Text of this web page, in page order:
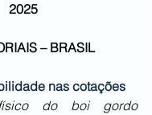
2025
– BRASIL
nas cotações
do boi gordo